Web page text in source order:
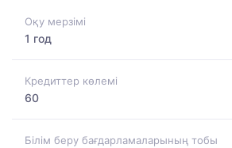
Оқу мерзімі
1 год
Кредиттер көлемі
60
Білім беру бағдарламаларының тобы